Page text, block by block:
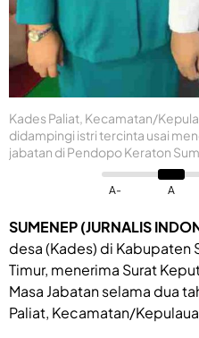
Kades Paliat, Kecamatan/
didampingi istri tercinta usai
jabatan di Pendopo Keraton
A- A
SUMENEP (JURNALIS
desa (Kades) di Kabupaten
Timur, menerima Surat
Masa Jabatan selama dua
Paliat, Kecamatan/